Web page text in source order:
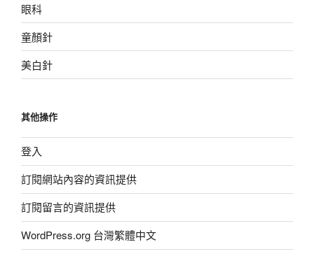
眼科
童顏針
美白針
其他操作
登入
訂閱網站內容的資訊提供
訂閱留言的資訊提供
WordPress.org 台灣繁體中文